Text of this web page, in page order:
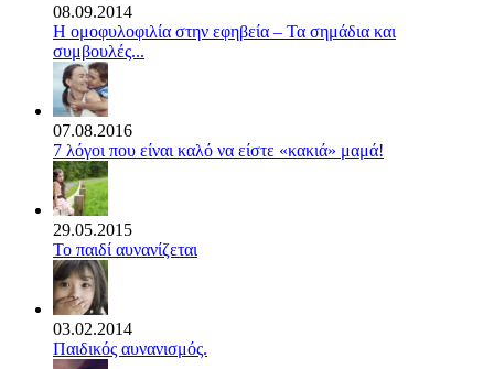
08.09.2014
Η ομοφυλοφιλία στην εφηβεία – Τα σημάδια και
συμβουλές...
07.08.2016
7 λόγοι που είναι καλό να είστε «κακιά» μαμά!
29.05.2015
Το παιδί αυνανίζεται
03.02.2014
Παιδικός αυνανισμός.